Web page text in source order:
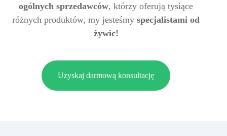
ogólnych sprzedawców, którzy oferują tysiące
różnych produktów, my jesteśmy specjalistami od
żywic!
Uzyskaj darmową konsultację